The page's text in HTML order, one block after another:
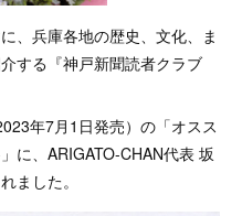
、兵庫各地の歴史、文化、ま
する『神戸新聞読者クラブ
年7月1日発売）の「オスス
に、ARIGATO-CHAN代表 坂
ました。